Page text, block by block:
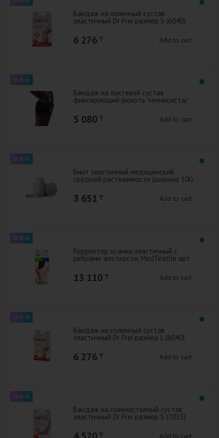
Бандаж на коленный сустав
эластичный Dr Frei размер S (6040)
6 276 ₸ Add to cart
0-0-4
Бандаж на локтевой сустав
фиксирующий (локоть теннисиста/
(Болгария)
5 080 ₸ Add to cart
0-0-4
Бинт эластичный медицинский
средней растяжимости (ширина 100
3 651 ₸ Add to cart
0-0-4
Корректор осанки эластичный с
ребрами жесткости, МеdTextile арт
13 110 ₸ Add to cart
0-0-4
Бандаж на коленный сустав
эластичный Dr Frei размер L (6040)
6 276 ₸ Add to cart
0-0-4
Бандаж на голеностопный сустав
эластичный Dr Frei размер S (7035)
₸ Add to cart